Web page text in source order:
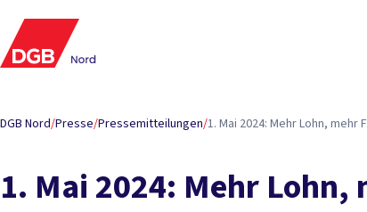
DGB Nord/Presse/Pressemitteilungen/1. Mai 2024: Mehr Lohn,
1. Mai 2024: Mehr